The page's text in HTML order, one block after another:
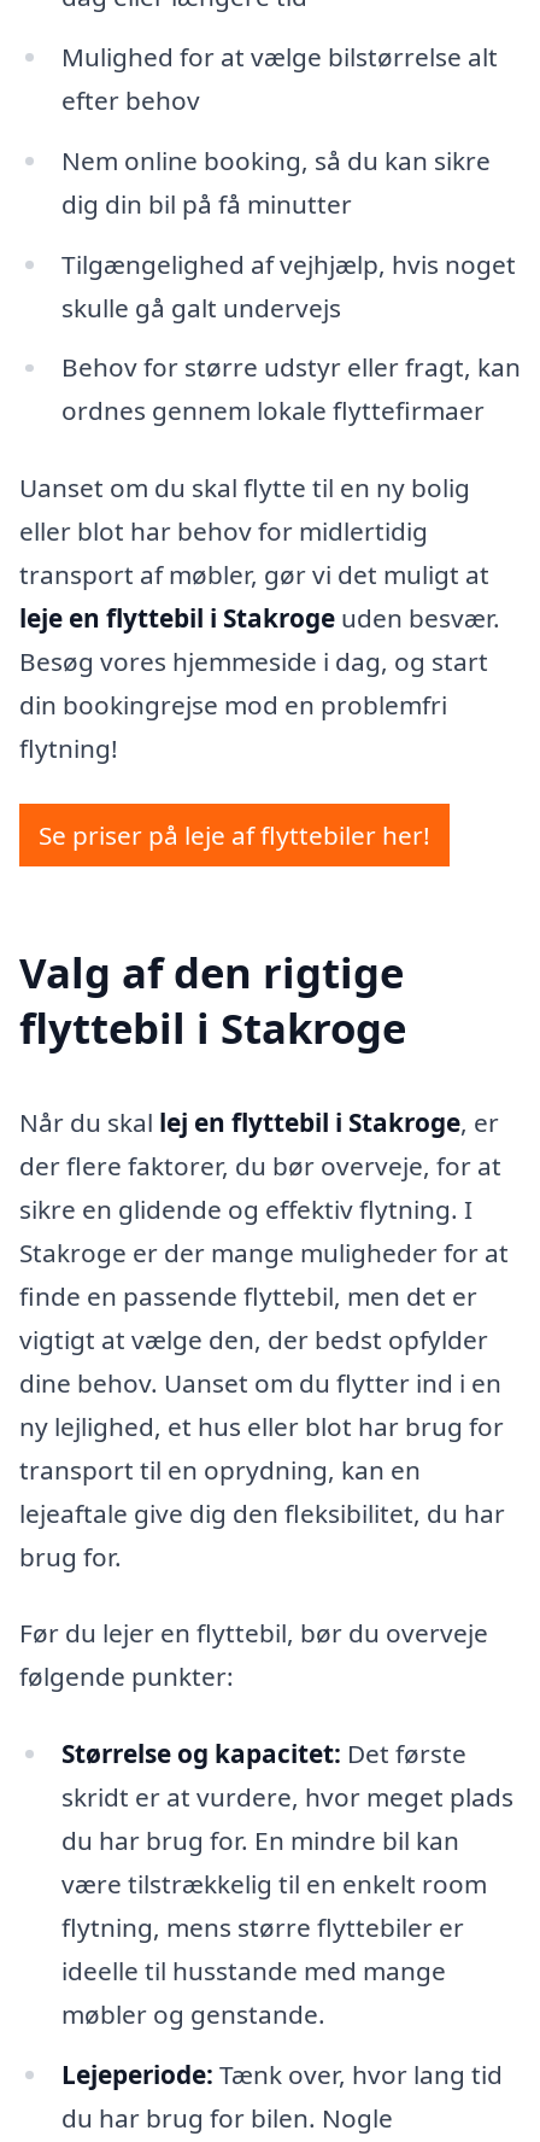
Mulighed for at vælge bilstørrelse alt
efter behov
Nem online booking, så du kan sikre
dig din bil på få minutter
Tilgængelighed af vejhjælp, hvis noget
skulle gå galt undervejs
Behov for større udstyr eller fragt, kan
ordnes gennem lokale flyttefirmaer
Uanset om du skal flytte til en ny bolig
eller blot har behov for midlertidig
transport af møbler, gør vi det muligt at
leje en flyttebil i Stakroge uden besvær.
Besøg vores hjemmeside i dag, og start
din bookingrejse mod en problemfri
flytning!
Se priser på leje af flyttebiler her!
Valg af den rigtige
flyttebil i Stakroge
Når du skal lej en flyttebil i Stakroge, er
der flere faktorer, du bør overveje, for at
sikre en glidende og effektiv flytning. I
Stakroge er der mange muligheder for at
finde en passende flyttebil, men det er
vigtigt at vælge den, der bedst opfylder
dine behov. Uanset om du flytter ind i en
ny lejlighed, et hus eller blot har brug for
transport til en oprydning, kan en
lejeaftale give dig den fleksibilitet, du har
brug for.
Før du lejer en flyttebil, bør du overveje
følgende punkter:
Størrelse og kapacitet: Det første
skridt er at vurdere, hvor meget plads
du har brug for. En mindre bil kan
være tilstrækkelig til en enkelt room
flytning, mens større flyttebiler er
ideelle til husstande med mange
møbler og genstande.
Lejeperiode: Tænk over, hvor lang tid
du har brug for bilen. Nogle